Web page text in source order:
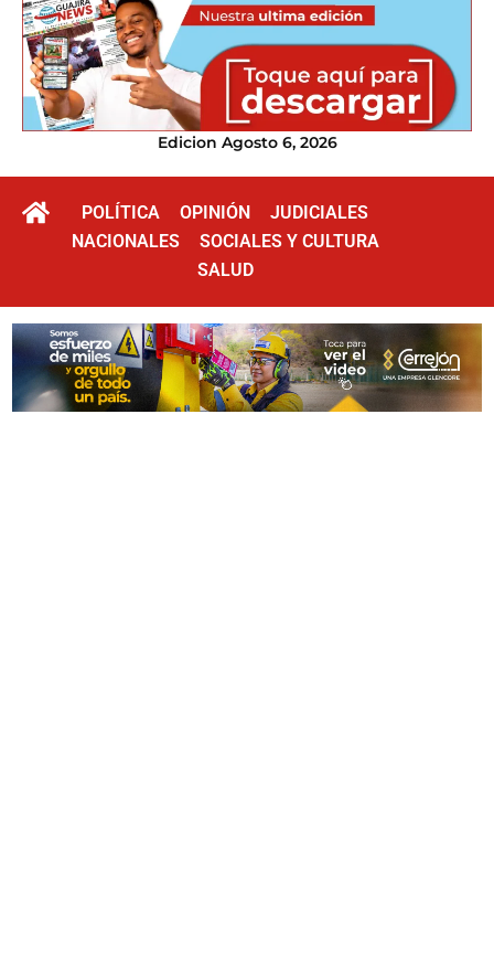
Edicion Agosto 6, 2026
POLÍTICA OPINIÓN
JUDICIALES
NACIONALES
SOCIALES Y CULTURA
SALUD